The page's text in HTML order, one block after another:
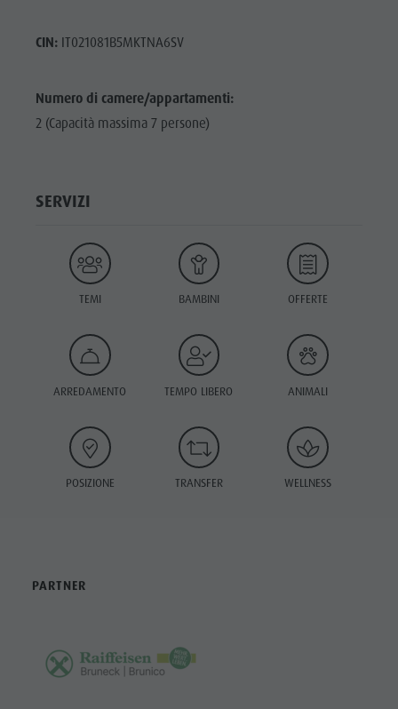
CIN:IT021081B5MKTNA6SV
Numero di camere/appartamenti:
2 (Capacità massima 7 persone)
SERVIZI
TEMI BAMBINI OFFERTE
ARREDAMENTO TEMPO LIBERO ANIMALI
POSIZIONE TRANSFER WELLNESS
PARTNER